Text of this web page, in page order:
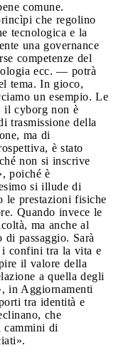
comune.
che regolino
tecnologica e la
una governance
competenze del
ecc. — potrà
tema. In gioco,
un esempio. Le
il cyborg non è
trasmissione della
ma di
è stato
non si inscrive
poiché è
si illude di
le prestazioni fisiche
Quando invece le
ma anche al
di passaggio. Sarà
i confini tra la vita e
il valore della
a quella degli
in Aggiornamenti
tra identità e
che
cammini di